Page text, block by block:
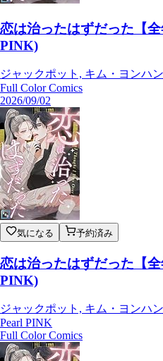
恋は治ったはずだった【
PINK)
ジャックポット, キム・ヨンハン
Full Color Comics
2026/09/02
気になる 予約済み
恋は治ったはずだった【
PINK)
ジャックポット, キム・ヨンハン
Pearl PINK
Full Color Comics